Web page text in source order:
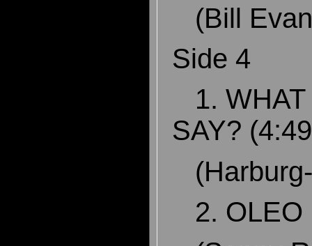
(Bill
Side 4
1. WHAT
SAY?
2.